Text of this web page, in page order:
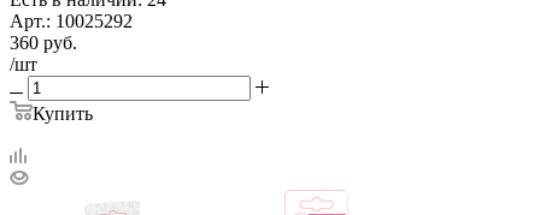
Арт.: 10025292
360 руб.
/шт
Купить